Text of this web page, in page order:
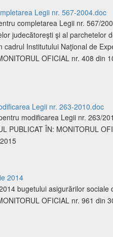
Legii nr. 567-2004.doc
completarea Legii nr. 567/
judecătoreşti şi al parchetelor
Institutului Naţional de
OFICIAL nr. 408 din
Legii nr. 263-2010.doc
modificarea Legii nr. 263/
PUBLICAT ÎN: MONITORUL
2014
bugetului asigurărilor sociale
OFICIAL nr. 961 din